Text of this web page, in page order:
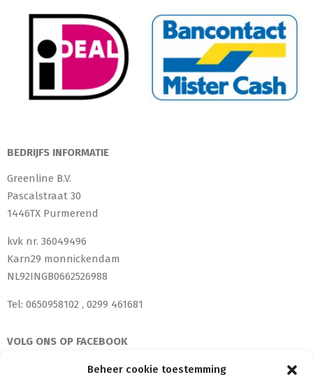
Beheer cookie toestemming
BEDRIJFS INFORMATIE
Greenline B.V.
Pascalstraat 30
1446TX Purmerend
kvk nr. 36049496
Karn29 monnickendam
NL92INGB0662526988
Tel: 0650958102 , 0299 461681
VOLG ONS OP FACEBOOK